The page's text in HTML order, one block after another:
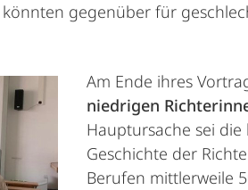
gegenüber für
Am Ende ihres
niedrigen
Hauptursache sei
Geschichte der
Berufen mittlerweile